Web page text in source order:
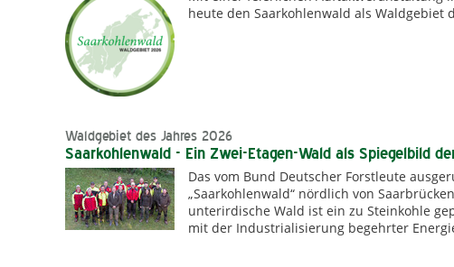
heute den Saarkohlenwald als Waldgebiet
Waldgebiet des Jahres 2026
Saarkohlenwald - Ein Zwei-Etagen-Wald als Spiegelbild
Das vom Bund Deutscher Forstleute
„Saarkohlenwald“ nördlich von
unterirdische Wald ist ein zu Steinkohle
mit der Industrialisierung begehrter